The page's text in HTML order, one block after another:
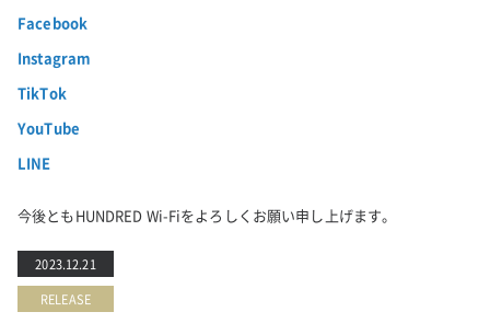
Facebook
Instagram
TikTok
YouTube
LINE
今後ともHUNDRED Wi-Fiをよろしくお願い申し上げます。
2023.12.21
RELEASE